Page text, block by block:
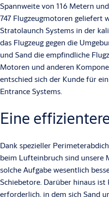
Spannweite von 116 Metern
747 Flugzeugmotoren geliefert
Stratolaunch Systems in der
das Flugzeug gegen die
und Sand die empfindliche
Motoren und anderen
entschied sich der Kunde für
Entrance Systems.
Eine
Dank spezieller
beim Lufteinbruch sind unsere
solche Aufgabe wesentlich
Schiebetore. Darüber hinaus
erforderlich, in dem sich Sand